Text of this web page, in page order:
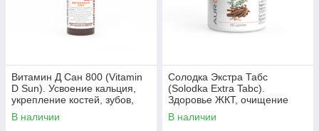
Витамин Д Сан 800 (Vitamin
D Sun). Усвоение кальция,
укрепление костей, зубов,
поддержка иммунной,
нервной систем
В наличии
Солодка Экстра Табс
(Solodka Extra Tabc).
Здоровье ЖКТ, очищение
бронхов и лимфодренаж
В наличии